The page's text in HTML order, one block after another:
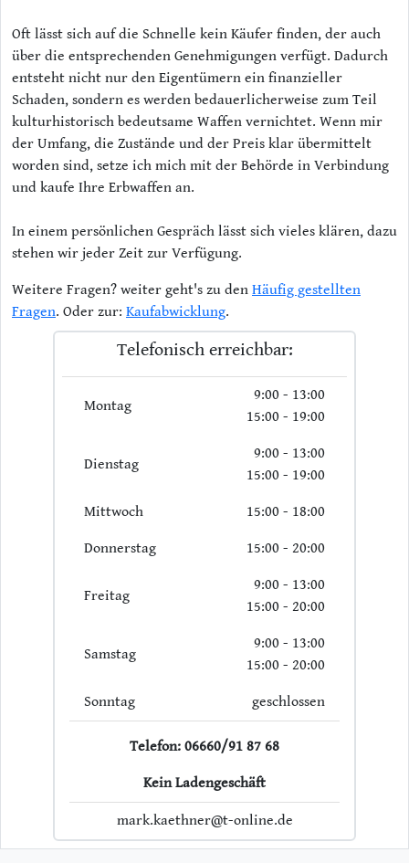
Oft lässt sich auf die Schnelle kein Käufer finden, der auch
über die entsprechenden Genehmigungen verfügt. Dadurch
entsteht nicht nur den Eigentümern ein finanzieller
Schaden, sondern es werden bedauerlicherweise zum Teil
kulturhistorisch bedeutsame Waffen vernichtet. Wenn mir
der Umfang, die Zustände und der Preis klar übermittelt
worden sind, setze ich mich mit der Behörde in Verbindung
und kaufe Ihre Erbwaffen an.
In einem persönlichen Gespräch lässt sich vieles klären, dazu
stehen wir jeder Zeit zur Verfügung.
Weitere Fragen? weiter geht's zu den Häufig gestellten
Fragen. Oder zur: Kaufabwicklung.
Telefonisch erreichbar:
Montag
9:00 - 13:00
15:00 - 19:00
Dienstag
9:00 - 13:00
15:00 - 19:00
Mittwoch 15:00 - 18:00
Donnerstag 15:00 - 20:00
Freitag
9:00 - 13:00
15:00 - 20:00
Samstag
9:00 - 13:00
15:00 - 20:00
Sonntag geschlossen
Telefon: 06660/91 87 68
Kein Ladengeschäft
mark.kaethner@t-online.de